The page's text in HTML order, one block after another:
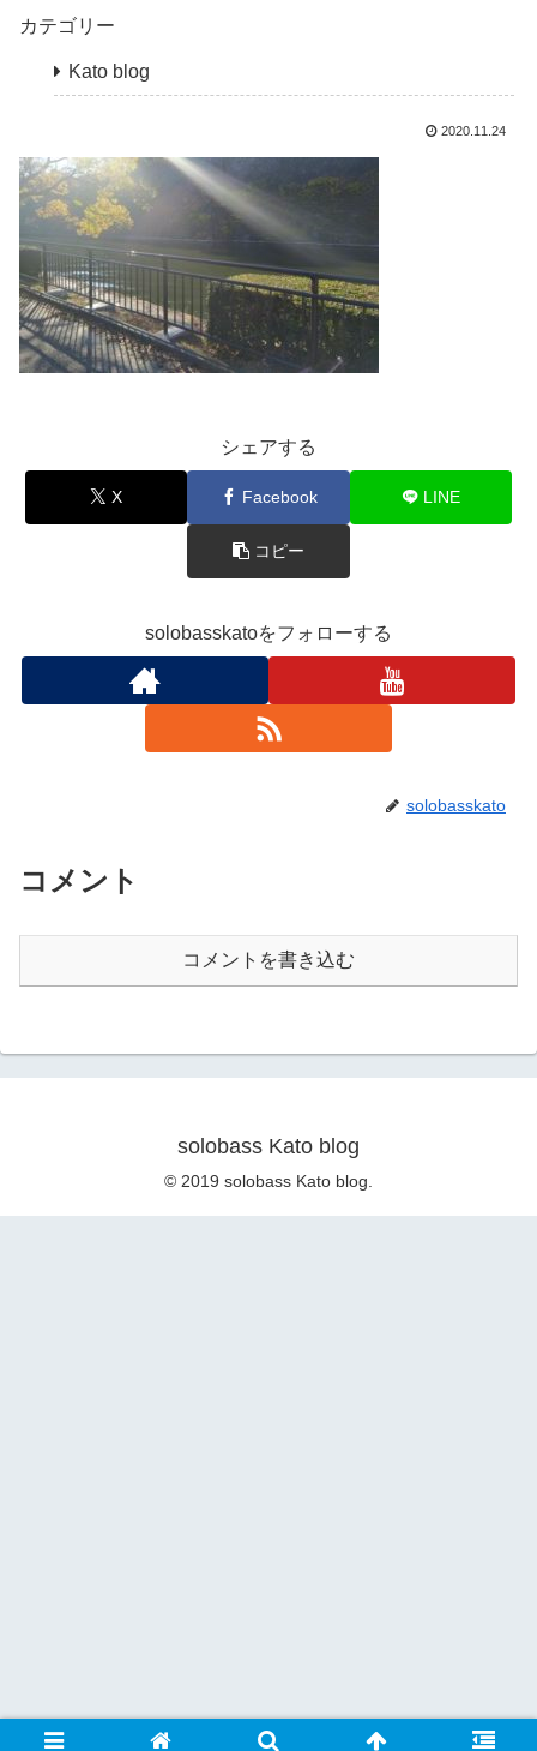
カテゴリー
Kato blog
2020.11.24
シェアする
X Facebook LINE
コピー
solobasskatoをフォローする
solobasskato
コメント
コメントを書き込む
solobass Kato blog
© 2019 solobass Kato blog.